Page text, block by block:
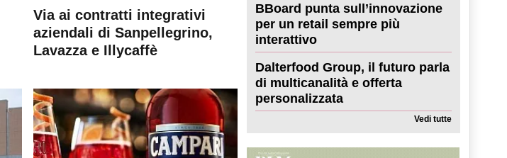
Via ai contratti integrativi
aziendali di Sanpellegrino,
Lavazza e Illycaffè
BBoard punta sull’innovazione
per un retail sempre più
interattivo
Dalterfood Group, il futuro parla
di multicanalità e offerta
personalizzata
Vedi tutte